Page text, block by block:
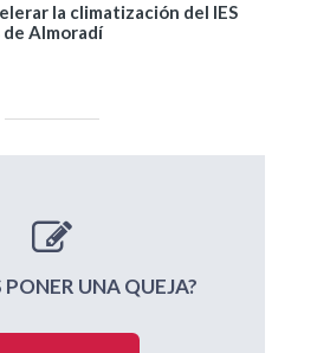
la climatización del IES
Almoradí
PONER UNA QUEJA?